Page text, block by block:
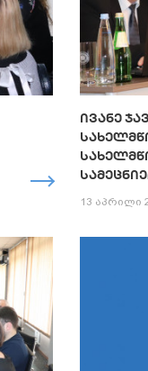
ᲘᲕᲐᲜᲔ
13 აპრილი